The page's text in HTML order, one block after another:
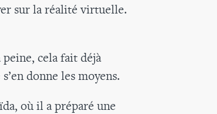
sur la réalité virtuelle.
peine, cela fait déjà
donne les moyens.
où il a préparé une